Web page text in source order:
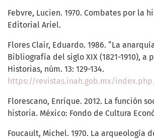
Febvre, Lucien. 1970. Combates por la
Editorial Ariel.
Flores Clair, Eduardo. 1986. “La
Bibliografía del siglo XIX (1821-1910), a
Historias, núm. 13: 129-134.
https://revistas.inah.gob.mx/index.php/
Florescano, Enrique. 2012. La función
historia. México: Fondo de Cultura
Foucault, Michel. 1970. La arqueología